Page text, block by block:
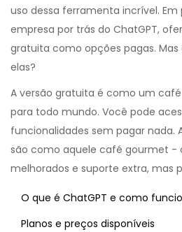
uso dessa ferramenta incrível. Em
empresa por trás do ChatGPT,
gratuita como opções pagas.
elas?
A versão gratuita é como um
para todo mundo. Você pode
funcionalidades sem pagar nada.
são como aquele café gourmet -
melhorados e suporte extra, mas
O que é ChatGPT e como
Planos e preços disponíveis